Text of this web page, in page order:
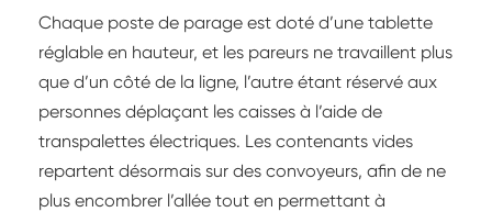
Chaque poste de parage est doté d’une tablette
réglable en hauteur, et les pareurs ne travaillent plus
que d’un côté de la ligne, l’autre étant réservé aux
personnes déplaçant les caisses à l’aide de
transpalettes électriques. Les contenants vides
repartent désormais sur des convoyeurs, afin de ne
plus encombrer l’allée tout en permettant à